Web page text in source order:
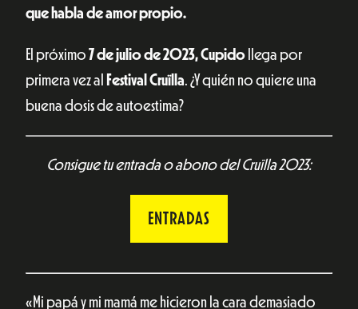
que habla de amor propio.
El próximo 7 de julio de 2023, Cupido llega por
primera vez al Festival Cruïlla. ¿Y quién no quiere una
buena dosis de autoestima?
Consigue tu entrada o abono del Cruïlla 2023:
ENTRADAS
«Mi papá y mi mamá me hicieron la cara demasiado